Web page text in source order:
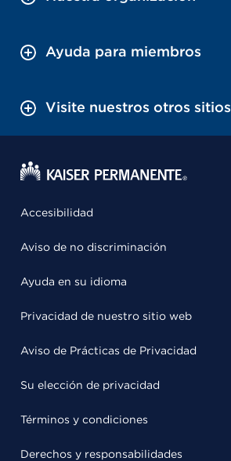
Ayuda para miembros
Visite nuestros otros sitios
Accesibilidad
Aviso de no discriminación
Ayuda en su idioma
Privacidad de nuestro sitio web
Aviso de Prácticas de Privacidad
Su elección de privacidad
Términos y condiciones
Derechos y responsabilidades